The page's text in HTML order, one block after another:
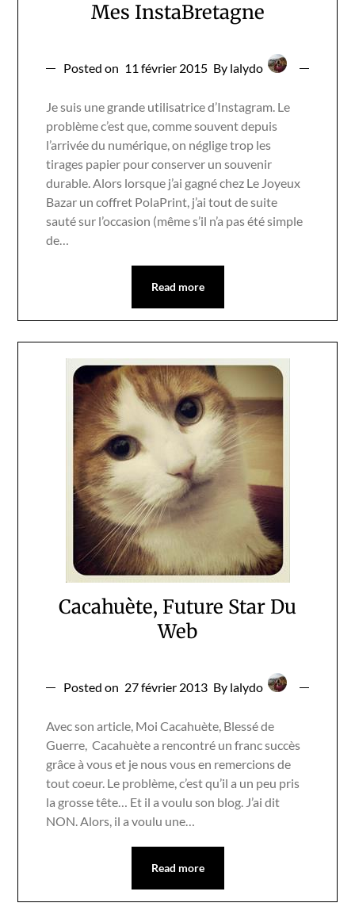
Mes InstaBretagne
Posted on 11 février 2015 By lalydo
Je suis une grande utilisatrice d’Instagram. Le
problème c’est que, comme souvent depuis
l’arrivée du numérique, on néglige trop les
tirages papier pour conserver un souvenir
durable. Alors lorsque j’ai gagné chez Le Joyeux
Bazar un coffret PolaPrint, j’ai tout de suite
sauté sur l’occasion (même s’il n’a pas été simple
de…
Read more
Cacahuète, Future Star Du
Web
Posted on 27 février 2013 By lalydo
Avec son article, Moi Cacahuète, Blessé de
Guerre, Cacahuète a rencontré un franc succès
grâce à vous et je nous vous en remercions de
tout coeur. Le problème, c’est qu’il a un peu pris
la grosse tête… Et il a voulu son blog. J’ai dit
NON. Alors, il a voulu une…
Read more